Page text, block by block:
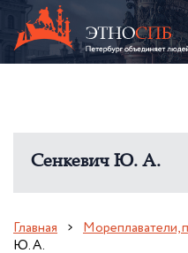
Сенкевич Ю. А.
Главная Мореплаватели,
Ю. А.